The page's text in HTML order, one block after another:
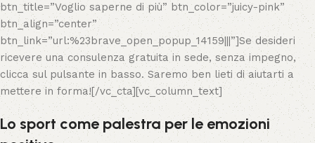
btn_title=”Voglio saperne di più” btn_color=”juicy-pink”
btn_align=”center”
btn_link=”url:%23brave_open_popup_14159|||”]Se desideri
ricevere una consulenza gratuita in sede, senza impegno,
clicca sul pulsante in basso. Saremo ben lieti di aiutarti a
mettere in forma![/vc_cta][vc_column_text]
Lo sport come palestra per le emozioni